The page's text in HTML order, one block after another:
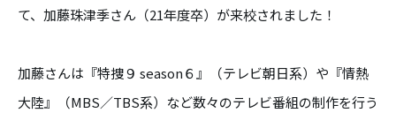
て、加藤珠津季さん（21年度卒）が来校されました！
加藤さんは『特捜９ season６』（テレビ朝日系）や『情熱
大陸』（MBS／TBS系）など数々のテレビ番組の制作を行う